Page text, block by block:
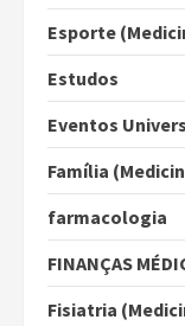
Esporte
Estudos
Eventos
Família
farmacologia
FINANÇAS
Fisiatria